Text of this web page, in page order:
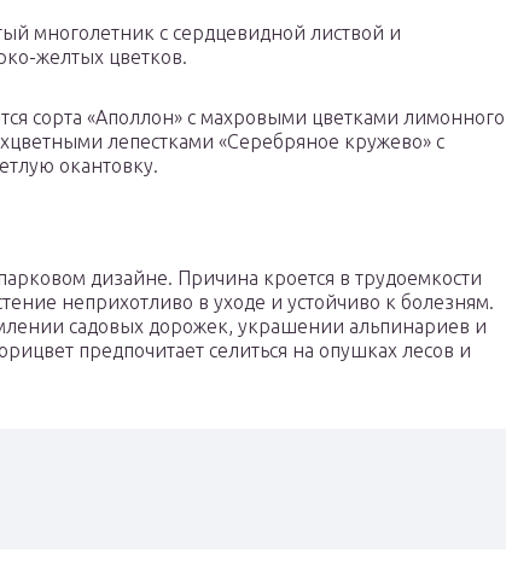
многолетник с сердцевидной листвой и
желтых цветков.
сорта «Аполлон» с махровыми цветками лимонного
лепестками «Серебряное кружево» с
окантовку.
дизайне. Причина кроется в трудоемкости
неприхотливо в уходе и устойчиво к болезням.
садовых дорожек, украшении альпинариев и
предпочитает селиться на опушках лесов и